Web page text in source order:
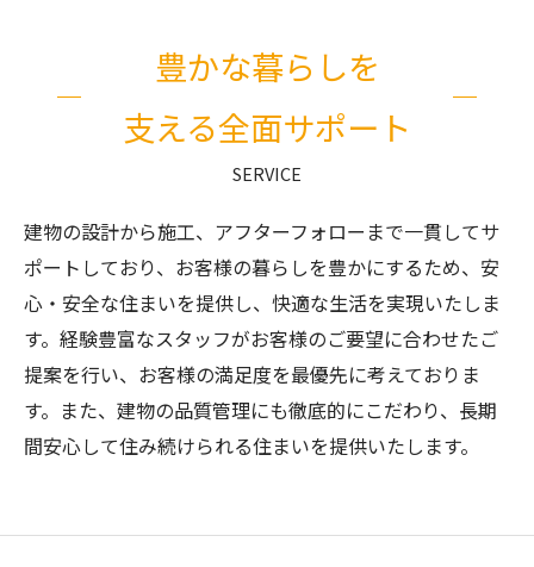
豊かな暮らしを
支える全面サポート
SERVICE
建物の設計から施工、アフターフォローまで一貫してサ
ポートしており、お客様の暮らしを豊かにするため、安
心・安全な住まいを提供し、快適な生活を実現いたしま
す。経験豊富なスタッフがお客様のご要望に合わせたご
提案を行い、お客様の満足度を最優先に考えておりま
す。また、建物の品質管理にも徹底的にこだわり、長期
間安心して住み続けられる住まいを提供いたします。